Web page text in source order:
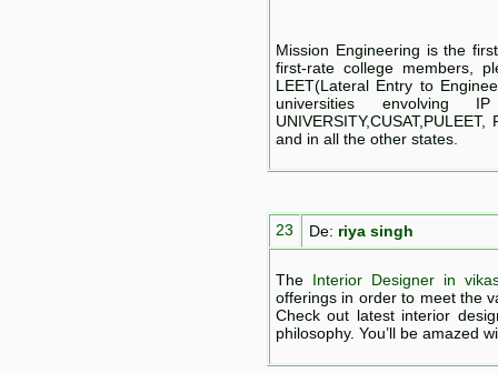
Mission Engineering is the
first-rate college members,
LEET(Lateral Entry to
universities envolving
and in all the other states.
23 De: riya singh
The Interior Designer in
offerings in order to meet the
Check out latest interior
philosophy. You’ll be amazed